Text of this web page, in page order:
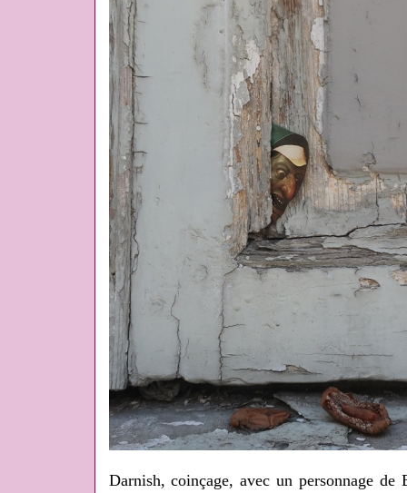
Darnish, coinçage, avec un personnage